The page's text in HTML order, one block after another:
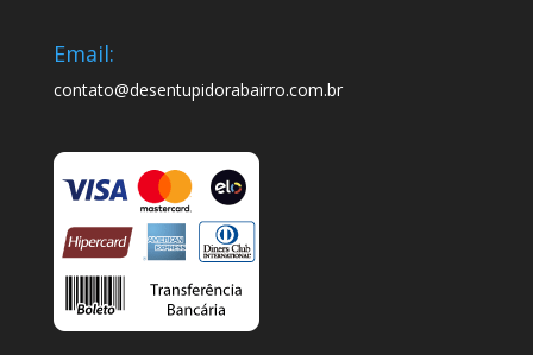
Email:
contato@desentupidorabairro.com.br